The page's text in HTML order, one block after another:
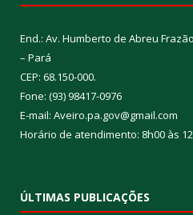
End.: Av. Humberto de Abreu
– Pará
CEP: 68.150-000.
Fone: (93) 98417-0976
E-mail: Aveiro.pa.gov@gmail.com
Horário de atendimento: 8h00 às
ÚLTIMAS PUBLICAÇÕES